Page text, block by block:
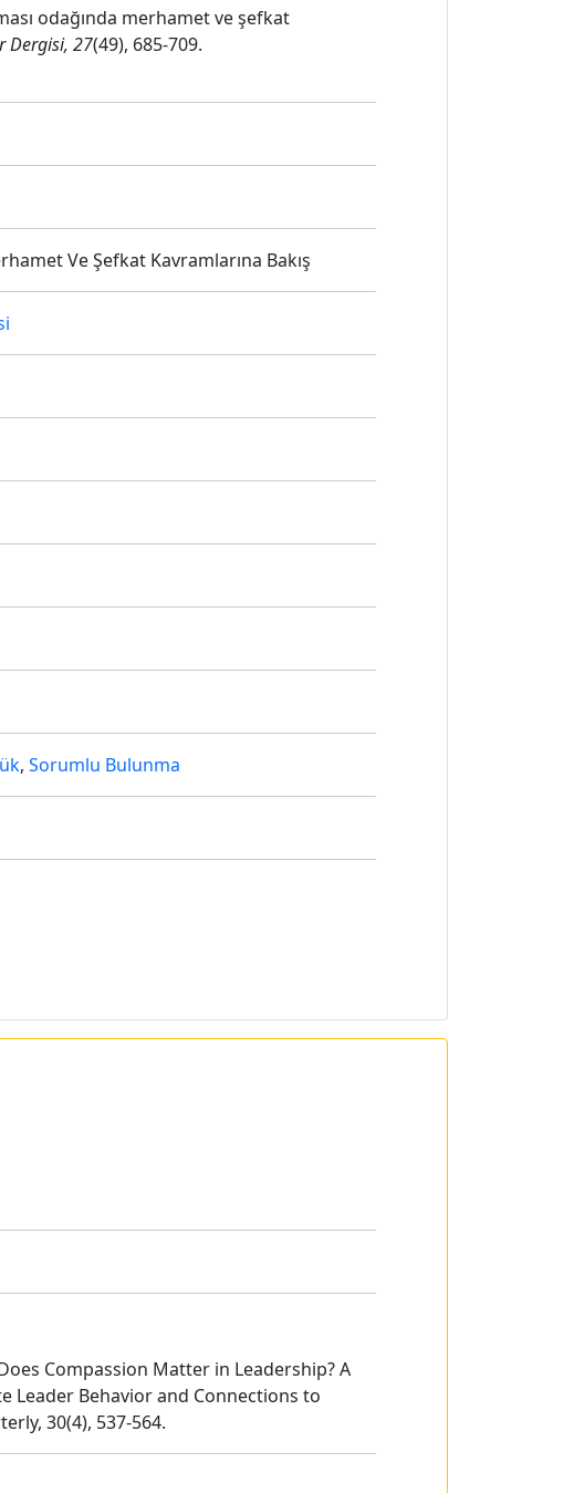
odağında merhamet ve şefkat
Dergisi, 27(49), 685-709.
Ve Şefkat Kavramlarına Bakış
, Sorumlu Bulunma
Compassion Matter in Leadership? A
Leader Behavior and Connections to
30(4), 537-564.